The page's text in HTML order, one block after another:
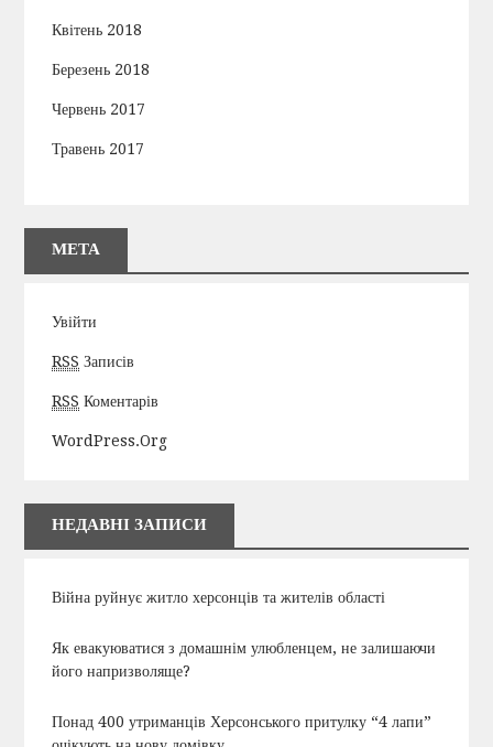
Квітень 2018
Березень 2018
Червень 2017
Травень 2017
МЕТА
Увійти
RSS Записів
RSS Коментарів
WordPress.org
НЕДАВНІ ЗАПИСИ
Війна руйнує житло херсонців та жителів області
Як евакуюватися з домашнім улюбленцем, не залишаючи
його напризволяще?
Понад 400 утриманців Херсонського притулку “4 лапи”